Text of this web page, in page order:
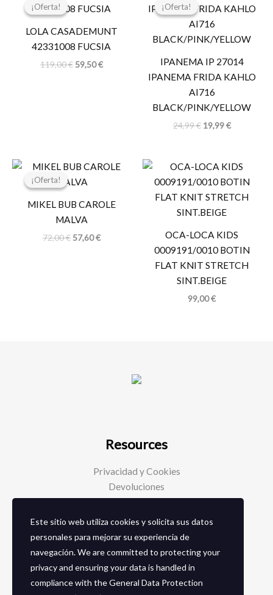
¡Oferta!
¡Oferta!
LOLA CASADEMUNT
42331008 FUCSIA
119,00€
original
119,00 €.
59,50€
actual
59,50 €.
¡Oferta!
¡Oferta!
IPANEMA IP 27014
IPANEMA FRIDA KAHLO
AI716
BLACK/PINK/YELLOW
24,99€
original
era:
24,99 €.
19,99€
actual
19,99 €.
¡Oferta!
¡Oferta!
MIKEL BUB CAROLE
MALVA
72,00€
El
original
72,00 €.
57,60€
El
57,60 €.
OCA-LOCA KIDS
0009191/0010 BOTIN
FLAT KNIT STRETCH
SINT.BEIGE
99,00€
Resources
Privacidad y Cookies
Devoluciones
Social Media
Facebook
Instagram
Este sitio web utiliza cookies y solicita sus datos
personales para mejorar su experiencia de
navegación. We are committed to protecting your
privacy and ensuring your data is handled in
compliance with theGeneral Data Protection